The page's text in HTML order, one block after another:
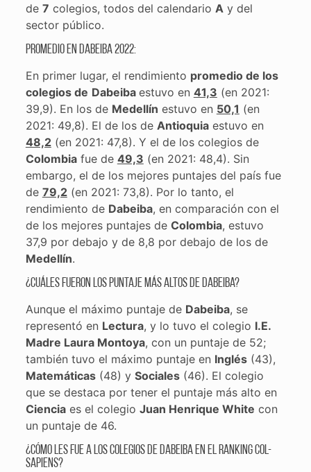
de 7 colegios, todos del calendario Ay del
sector público.
Promedio en Dabeiba 2022:
En primer lugar, el rendimiento promedio de los
colegios de Dabeiba estuvo en 41,3 (en 2021:
39,9). En los de Medellín estuvo en 50,1 (en
2021: 49,8). El de los de Antioquiaestuvo en
48,2(en 2021: 47,8). Y el de los colegios de
Colombiafue de 49,3 (en 2021: 48,4). Sin
embargo, el de los mejores puntajes del país fue
de 79,2(en 2021: 73,8). Por lo tanto, el
rendimiento de Dabeiba, en comparación con el
de los mejores puntajes de Colombia, estuvo
37,9 por debajo y de 8,8 por debajo de los de
Medellín.
¿Cuáles fueron los puntaje más altos de Dabeiba?
Aunque el máximo puntaje de Dabeiba, se
representó en Lectura, y lo tuvo el colegio I.E.
Madre Laura Montoya, con un puntaje de 52;
también tuvo el máximo puntaje en Inglés(43),
Matemáticas(48) y Sociales(46). El colegio
que se destaca por tener el puntaje más alto en
Cienciaes el colegio Juan Henrique White con
un puntaje de 46.
¿Cómo les fue a los colegios de Dabeiba en elRanking Col-
Sapiens?